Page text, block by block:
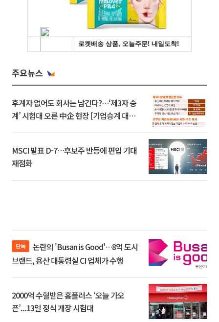
주요뉴스
후계자 없어도 회사는 남긴다?…‘제3자 승
계’ 시험대 오른 中企 현장 [기업승계 대전
MSCI 발표 D-7…후보주 반등에 편입 기대
재점화
단독
브랜드, 용산 대통령실 CI 업체가 수행
2000억 수혈받은 홈플러스 ‘오늘 가오
픈’...13일 정식 개장 시험대